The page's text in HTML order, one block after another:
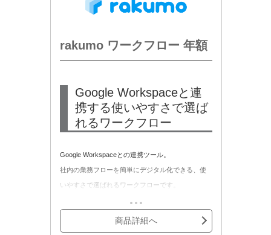
rakumo ワークフロー 年額
Google Workspaceと連
携する使いやすさで選ば
れるワークフロー
Google Workspaceとの連携ツール。
社内の業務フローを簡単にデジタル化できる、使
いやすさで選ばれるワークフローです。
Google Workspaceと連携し、人事異動や組織改編
の対応も可能です。
商品詳細へ